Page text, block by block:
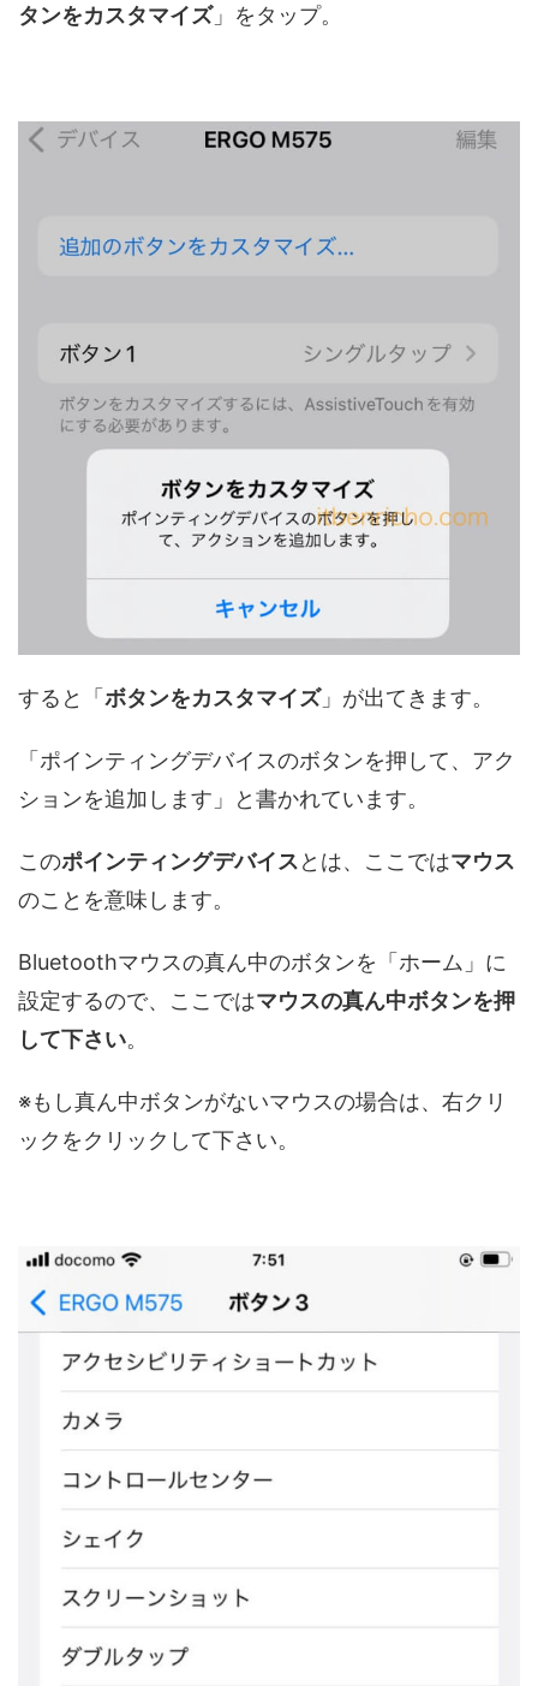
タンをカスタマイズ」をタップ。
すると「 ボタンをカスタマイズ」が出てきます。
「ポインティングデバイスのボタンを押して、アク
ションを追加します」と書かれています。
このポインティングデバイスとは、ここではマウス
のことを意味します。
Bluetoothマウスの真ん中のボタンを「ホーム」に
設定するので、ここではマウスの真ん中ボタンを押
して下さい。
※もし真ん中ボタンがないマウスの場合は、右クリ
ックをクリックして下さい。